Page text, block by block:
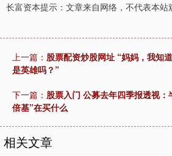
长富资本提示：文章来自网络，不代表本站
上一篇： 股票配资炒股网址 “妈妈，我知
是英雄吗？”
下一篇： 股票入门 公募去年四季报透视
倍基”在买什么
相关文章